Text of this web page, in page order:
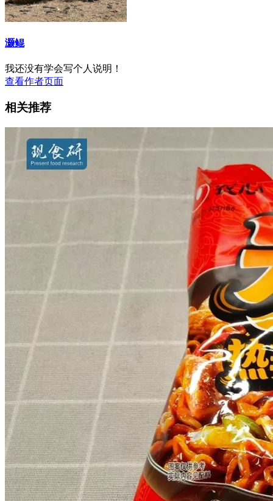
灏鲲
我还没有学会写个人说明！
查看作者页面
相关推荐